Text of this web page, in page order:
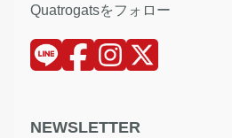
Quatrogatsをフォロー
NEWSLETTER